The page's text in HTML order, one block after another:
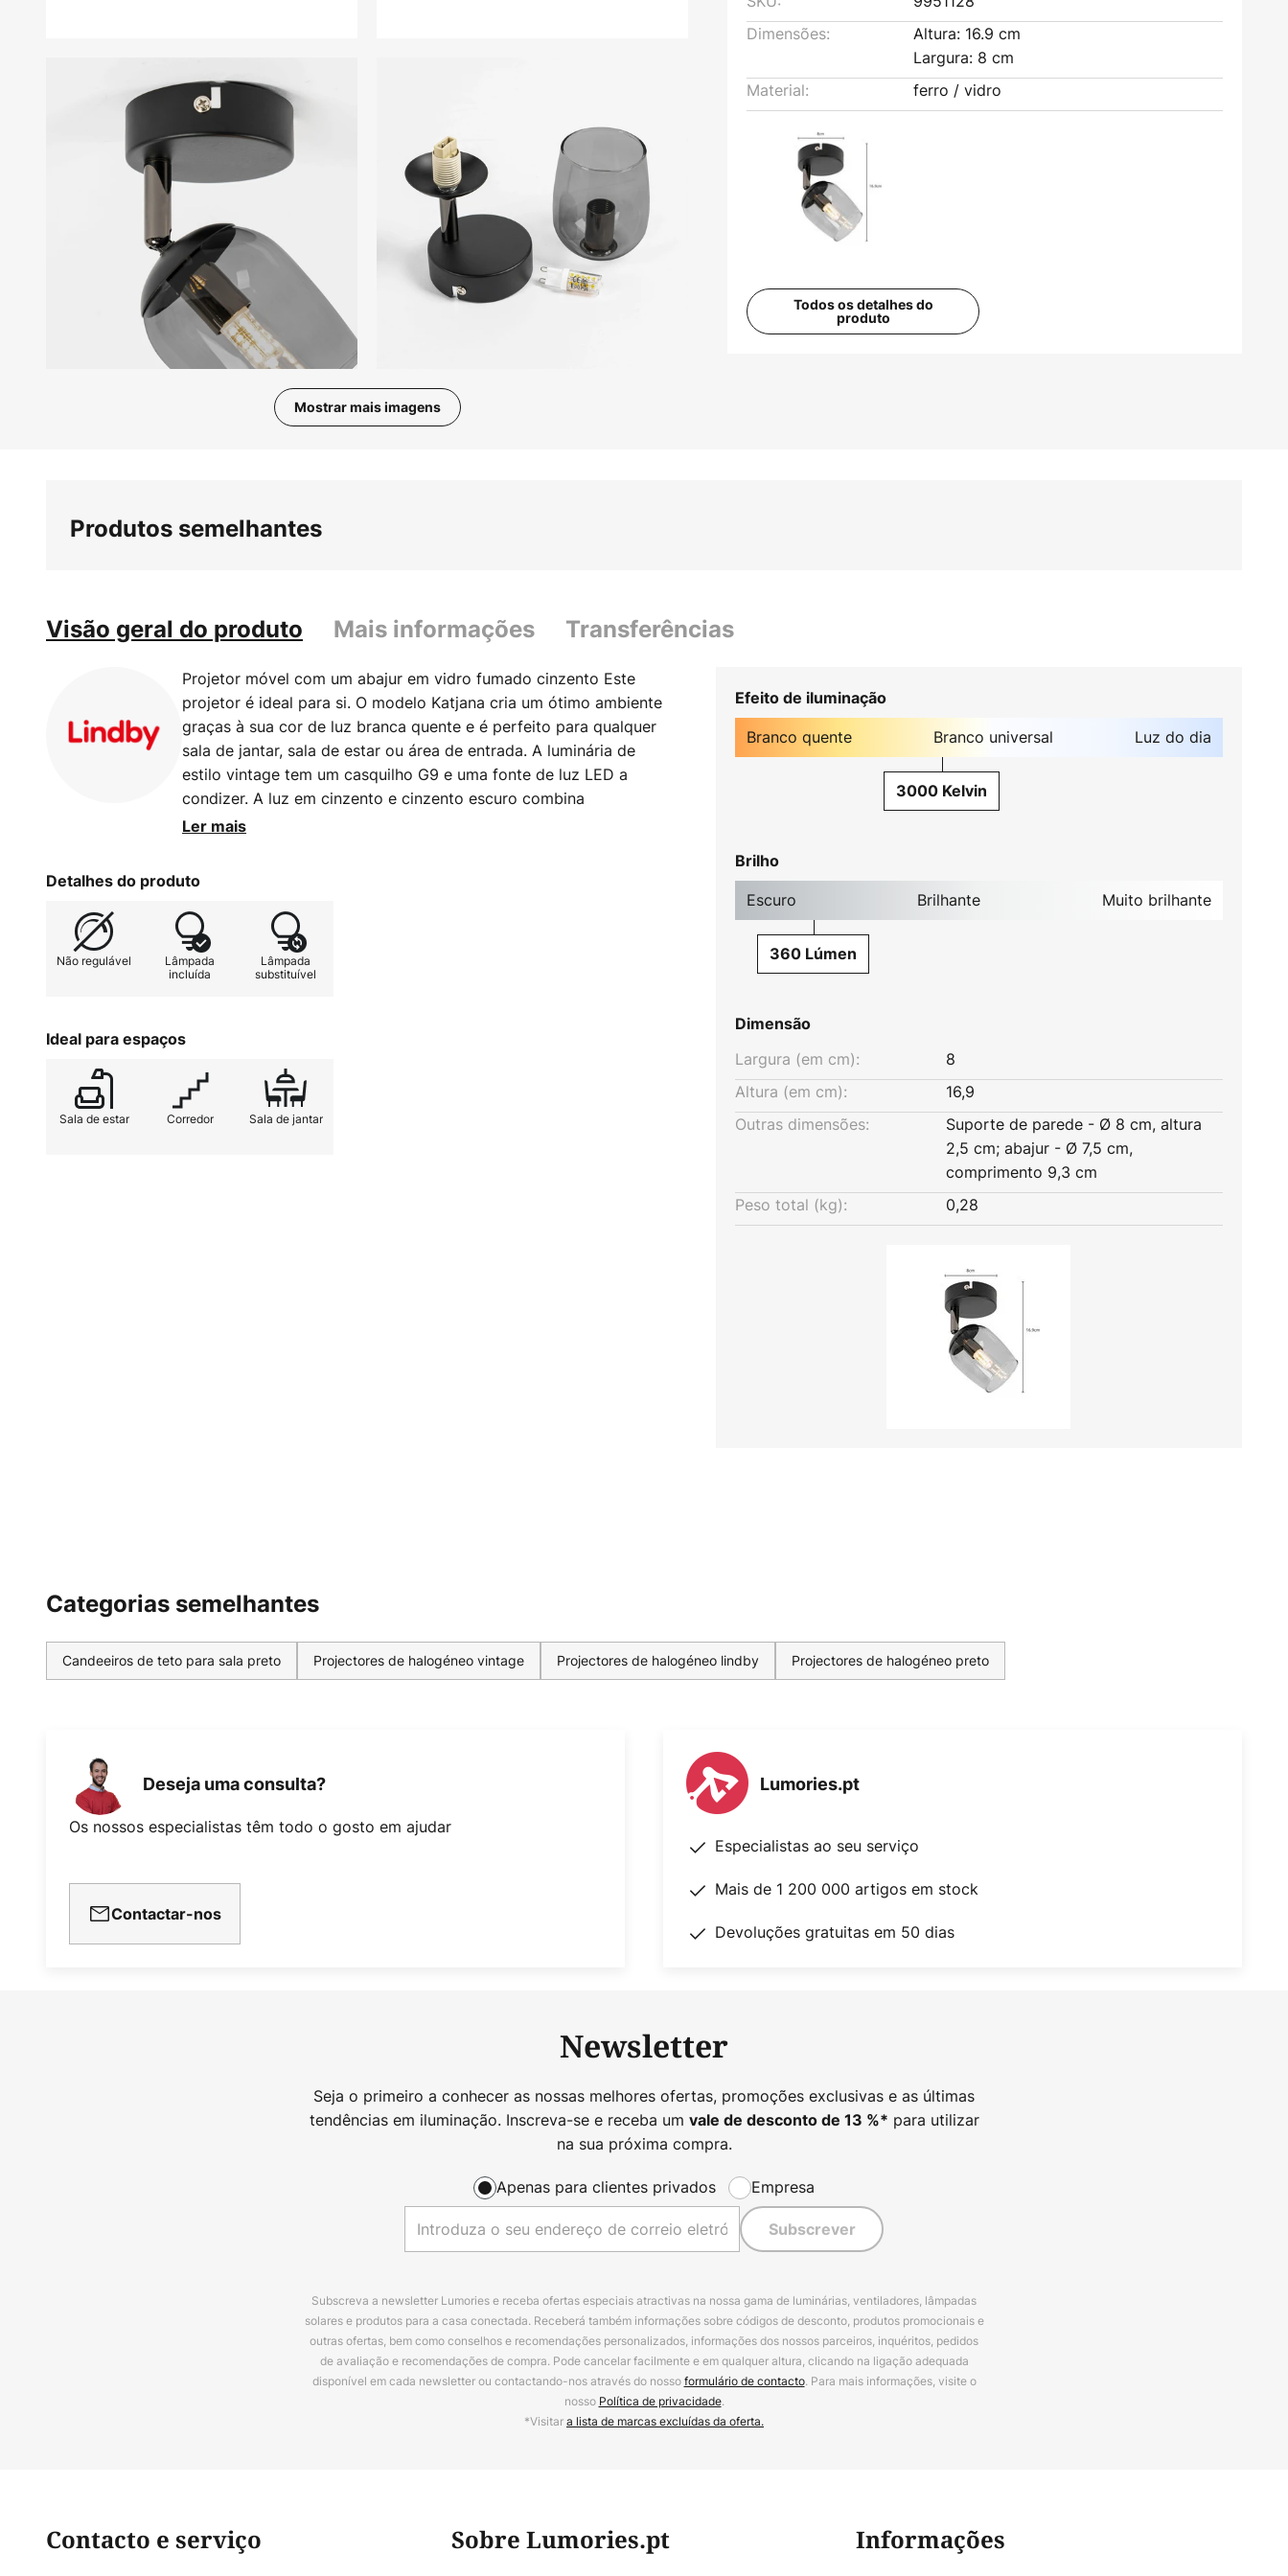
Mostrar mais imagens
Dimensões:
Altura: 16.9 cm
Largura: 8 cm
Material:
ferro / vidro
Todos os detalhes do
produto
Produtos semelhantes
Visão geral do produto Mais informações Transferências
Projetor móvel com um abajur em vidro fumado cinzento Este
projetor é ideal para si. O modelo Katjana cria um ótimo ambiente
graças à sua cor de luz branca quente e é perfeito para qualquer
sala de jantar, sala de estar ou área de entrada. A luminária de
estilo vintage tem um casquilho G9 e uma fonte de luz LED a
condizer. A luz em cinzento e cinzento escuro combina
habilmente todas as qualidades e HighLight que a marca Lindby
Ler mais
Detalhes do produto
Não regulável
Lâmpada
incluída
Lâmpada
substituível
Ideal para espaços
Sala de estar Corredor Sala de jantar
Efeito de iluminação
Branco quente Branco universal Luz do dia
3000 Kelvin
Brilho
Escuro Brilhante Muito brilhante
360 Lúmen
Dimensão
Largura (em cm):
8
Altura (em cm):
16,9
Outras dimensões:
Suporte de parede - Ø 8 cm, altura
2,5 cm; abajur - Ø 7,5 cm,
comprimento 9,3 cm
Peso total (kg):
0,28
Categorias semelhantes
Candeeiros de teto para sala preto Projectores de halogéneo vintage Projectores de halogéneo lindby Projectores de halogéneo preto
Deseja uma consulta?
Os nossos especialistas têm todo o gosto em ajudar
Contactar-nos
Lumories.pt
Especialistas ao seu serviço
Mais de 1 200 000 artigos em stock
Devoluções gratuitas em 50 dias
Newsletter
Seja o primeiro a conhecer as nossas melhores ofertas, promoções exclusivas e as últimas
tendências em iluminação. Inscreva-se e receba um vale de desconto de 13 %* para utilizar
na sua próxima compra.
Apenas para clientes privados Empresa
Subscrever
Subscreva a newsletter Lumories e receba ofertas especiais atractivas na nossa gama de luminárias, ventiladores, lâmpadas
solares e produtos para a casa conectada. Receberá também informações sobre códigos de desconto, produtos promocionais e
outras ofertas, bem como conselhos e recomendações personalizados, informações dos nossos parceiros, inquéritos, pedidos
de avaliação e recomendações de compra. Pode cancelar facilmente e em qualquer altura, clicando na ligação adequada
disponível em cada newsletter ou contactando-nos através do nossoformulário de contacto. Para mais informações, visite o
nosso Política de privacidade.
*Visitara lista de marcas excluídas da oferta.
Contacto e serviço Sobre Lumories.pt Informações